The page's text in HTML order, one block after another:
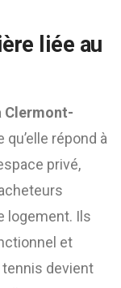
liée au
Clermont-
répond à
privé,
logement. Ils
et
tennis devient